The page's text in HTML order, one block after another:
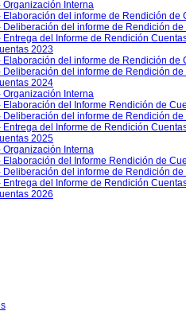
Organización Interna
Elaboración del informe de Rendición de
Deliberación del informe de Rendición
Entrega del Informe de Rendición
2023
Elaboración del informe de Rendición de
Deliberación del informe de Rendición
2024
Organización Interna
Elaboración del Informe Rendición de
Deliberación del informe de Rendición
Entrega del Informe de Rendición
2025
Organización Interna
Elaboración del Informe Rendición de
Deliberación del informe de Rendición
Entrega del Informe de Rendición
2026